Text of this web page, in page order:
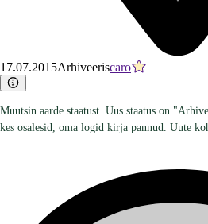
17.07.2015Arhiveeriscaro
Muutsin aarde staatust. Uus staatus on
kes osalesid, oma logid kirja pannud. Uute